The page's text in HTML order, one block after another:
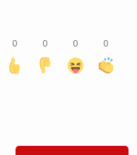
0 0 0 0